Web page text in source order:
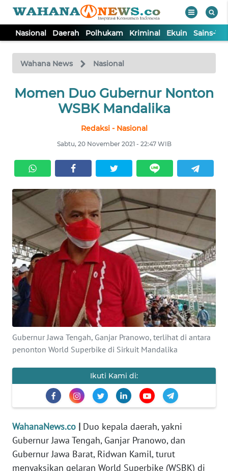
Nasional Daerah Polhukam Kriminal Ekuin Sains-
Wahana News Nasional
Momen Duo Gubernur Nonton
WSBK Mandalika
Redaksi - Nasional
Sabtu, 20 November 2021 - 22:47 WIB
Gubernur Jawa Tengah, Ganjar Pranowo, terlihat di antara
penonton World Superbike di Sirkuit Mandalika
Ikuti Kami di:
WahanaNews.co | Duo kepala daerah, yakni
Gubernur Jawa Tengah, Ganjar Pranowo, dan
Gubernur Jawa Barat, Ridwan Kamil, turut
menyaksikan gelaran World Superbike (WSBK) di
TV
Tutup
NASIONAL
KRIMINAL
EKUIN
SAINS-TEKNO
KESEHATAN
INTERNASIONAL
SERBA-SERBI
PENDIDIKAN
EDITORIAL
Informasi